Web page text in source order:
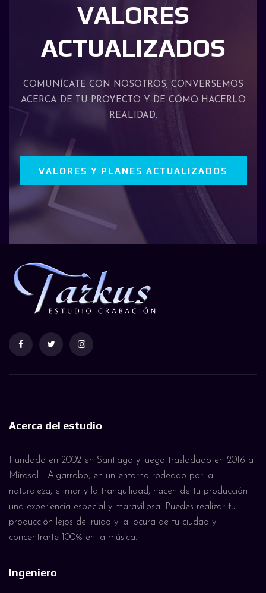
VALORES
ACTUALIZADOS
COMUNÍCATE CON NOSOTROS, CONVERSEMOS
ACERCA DE TU PROYECTO Y DE CÓMO HACERLO
REALIDAD.
VALORES Y PLANES ACTUALIZADOS
Acerca del estudio
Fundado en 2002 en Santiago y luego trasladado en 2016 a
Mirasol - Algarrobo, en un entorno rodeado por la
naturaleza, el mar y la tranquilidad, hacen de tu producción
una experiencia especial y maravillosa. Puedes realizar tu
producción lejos del ruido y la locura de tu ciudad y
concentrarte 100% en la música.
Ingeniero